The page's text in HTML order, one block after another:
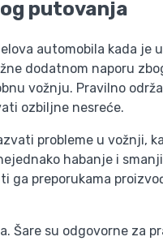
putovanja
automobila kada
dodatnom naporu
vožnju. Pravilno
ozbiljne nesreće.
probleme u vožnji,
habanje i
ga preporukama
Šare su odgovorne za